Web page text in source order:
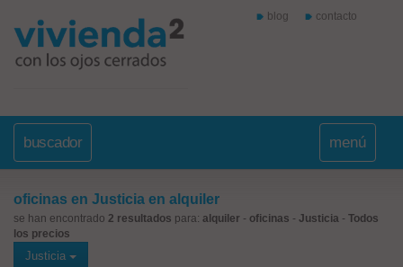
blog contacto
buscador menú
oficinas en Justicia en alquiler
se han encontrado 2 resultados para: alquiler - oficinas - Justicia - Todos
los precios
Justicia